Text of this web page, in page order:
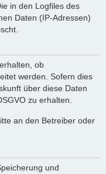
in den Logfiles des
Daten (IP-Adressen)
ob
werden. Sofern dies
über diese Daten
zu erhalten.
an den Betreiber oder
und